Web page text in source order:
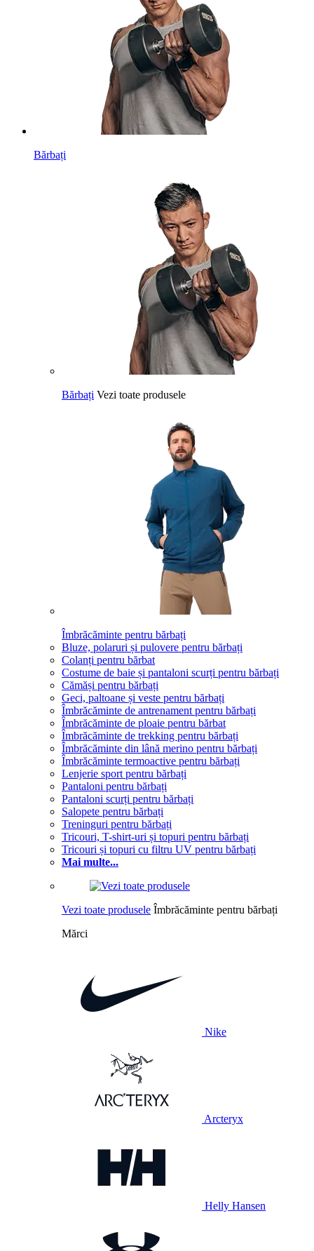
Bărbați
Bărbați Vezi toate produsele
Îmbrăcăminte pentru bărbați
Bluze, polaruri și pulovere pentru bărbați
Colanți pentru bărbat
Costume de baie și pantaloni scurți pentru bărbați
Cămăși pentru bărbați
Geci, paltoane și veste pentru bărbați
Îmbrăcăminte de antrenament pentru bărbați
Îmbrăcăminte de ploaie pentru bărbat
Îmbrăcăminte de trekking pentru bărbați
Îmbrăcăminte din lână merino pentru bărbați
Îmbrăcăminte termoactive pentru bărbați
Lenjerie sport pentru bărbați
Pantaloni pentru bărbați
Pantaloni scurți pentru bărbați
Salopete pentru bărbați
Treninguri pentru bărbați
Tricouri, T-shirt-uri și topuri pentru bărbați
Tricouri și topuri cu filtru UV pentru bărbați
Mai multe...
Vezi toate produsele Îmbrăcăminte pentru bărbați
Mărci
Nike
Arcteryx
Helly Hansen